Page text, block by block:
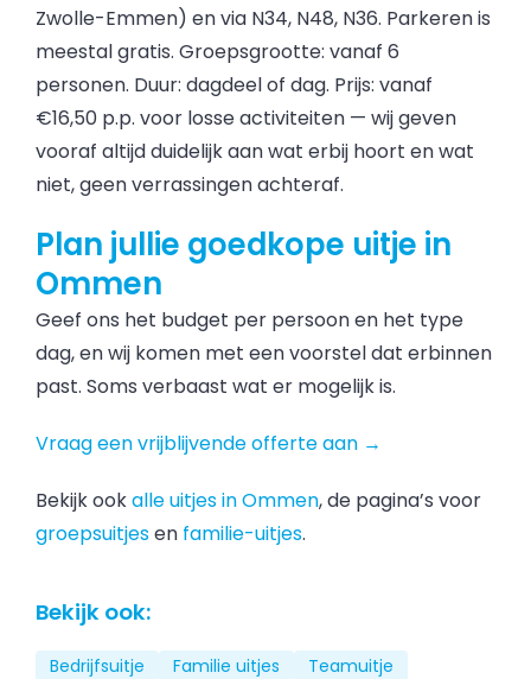
Zwolle-Emmen) en via N34, N48, N36. Parkeren is
meestal gratis. Groepsgrootte: vanaf 6
personen. Duur: dagdeel of dag. Prijs: vanaf
€16,50 p.p. voor losse activiteiten — wij geven
vooraf altijd duidelijk aan wat erbij hoort en wat
niet, geen verrassingen achteraf.
Plan jullie goedkope uitje in
Ommen
Geef ons het budget per persoon en het type
dag, en wij komen met een voorstel dat erbinnen
past. Soms verbaast wat er mogelijk is.
Vraag een vrijblijvende offerte aan →
Bekijk ookalle uitjes in Ommen, de pagina’s voor
groepsuitjesen familie-uitjes.
Bekijk ook:
Bedrijfsuitje Familie uitjes
Teamuitje